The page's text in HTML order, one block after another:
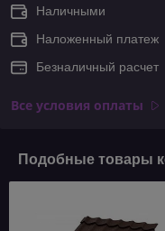
Наличными
Наложенный платеж
Безналичный расчет
Все условия оплаты
Подобные товары